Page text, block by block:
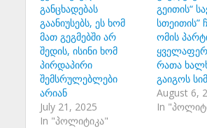
განცხადებას
გაანიუსებს, ეს ხომ
მათ გეგმებში არ
შედის, ისინი ხომ
პირდაპირი
შემსრულებლები
არიან
July 21, 2025
In "პოლიტიკა"
გეითის“
სთეითის”
ომის
რათა
გაიგოს
August 6,
In